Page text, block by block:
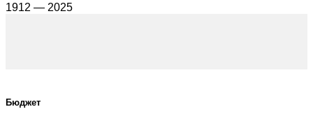
1912 — 2025
Бюджет